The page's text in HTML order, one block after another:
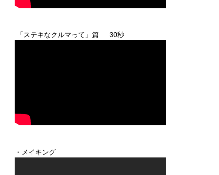
「ステキなクルマって」篇 30秒
・メイキング